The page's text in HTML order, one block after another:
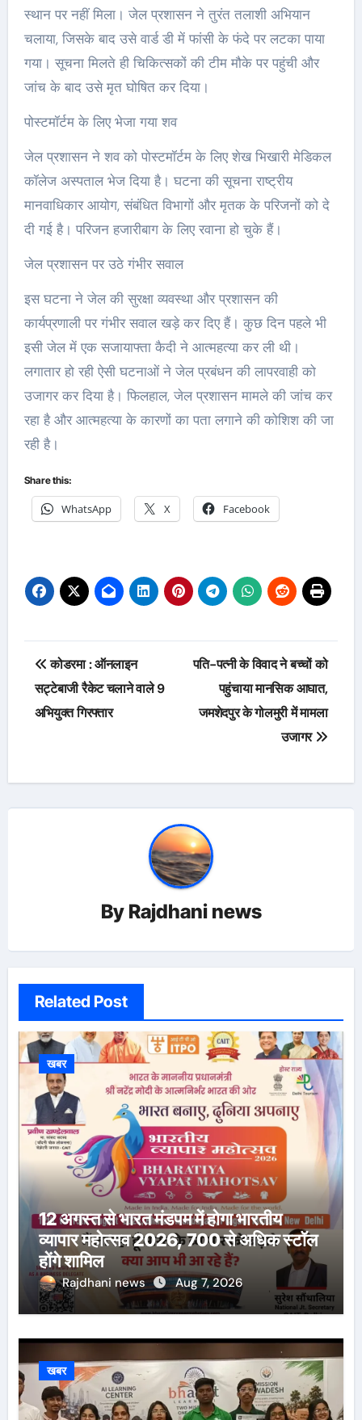
स्थान पर नहीं मिला। जेल प्रशासन ने तुरंत तलाशी अभियान
चलाया, जिसके बाद उसे वार्ड डी में फांसी के फंदे पर लटका पाया
गया। सूचना मिलते ही चिकित्सकों की टीम मौके पर पहुंची और
जांच के बाद उसे मृत घोषित कर दिया।
पोस्टमॉर्टम के लिए भेजा गया शव
जेल प्रशासन ने शव को पोस्टमॉर्टम के लिए शेख भिखारी मेडिकल
कॉलेज अस्पताल भेज दिया है। घटना की सूचना राष्ट्रीय
मानवाधिकार आयोग, संबंधित विभागों और मृतक के परिजनों को दे
दी गई है। परिजन हजारीबाग के लिए रवाना हो चुके हैं।
जेल प्रशासन पर उठे गंभीर सवाल
इस घटना ने जेल की सुरक्षा व्यवस्था और प्रशासन की
कार्यप्रणाली पर गंभीर सवाल खड़े कर दिए हैं। कुछ दिन पहले भी
इसी जेल में एक सजायाफ्ता कैदी ने आत्महत्या कर ली थी।
लगातार हो रही ऐसी घटनाओं ने जेल प्रबंधन की लापरवाही को
उजागर कर दिया है। फिलहाल, जेल प्रशासन मामले की जांच कर
रहा है और आत्महत्या के कारणों का पता लगाने की कोशिश की जा
रही है।
Share this:
WhatsApp X Facebook
Post
navigation
कोडरमा : ऑनलाइन
सट्टेबाजी रैकेट चलाने वाले 9
अभियुक्त गिरफ्तार
पति-पत्नी के विवाद ने बच्चों को
पहुंचाया मानसिक आघात,
जमशेदपुर के गोलमुरी में मामला
उजागर
By Rajdhani news
Related Post
खबर
12 अगस्त से भारत मंडपम में होगा भारतीय
व्यापार महोत्सव 2026, 700 से अधिक स्टॉल
होंगे शामिल
Rajdhani news Aug 7, 2026
खबर